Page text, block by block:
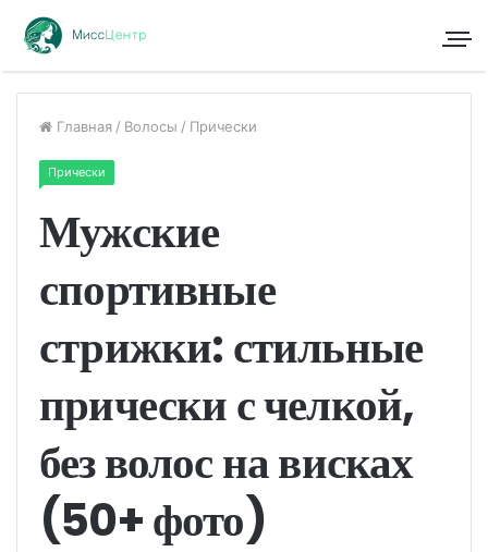
Главная / Волосы / Прически
Прически
Мужские
спортивные
стрижки: стильные
прически с челкой,
без волос на висках
(50+ фото)